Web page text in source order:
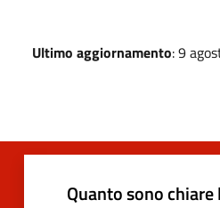
Ultimo aggiornamento: 9
Quanto sono